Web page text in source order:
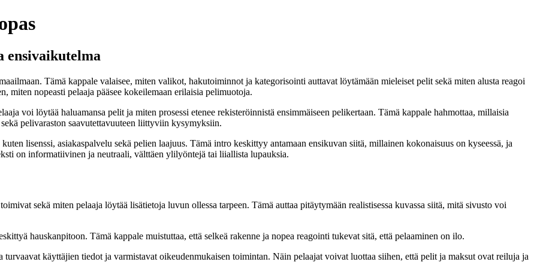
ensivaikutelma
Tämä kappale valaisee, miten valikot, hakutoiminnot ja kategorisointi auttavat löytämään mieleiset pelit sekä miten alusta reagoi
nopeasti pelaaja pääsee kokeilemaan erilaisia pelimuotoja.
voi löytää haluamansa pelit ja miten prosessi etenee rekisteröinnistä ensimmäiseen pelikertaan. Tämä kappale hahmottaa, millaisia
pelivaraston saavutettavuuteen liittyviin kysymyksiin.
lisenssi, asiakaspalvelu sekä pelien laajuus. Tämä intro keskittyy antamaan ensikuvan siitä, millainen kokonaisuus on kyseessä, ja
on informatiivinen ja neutraali, välttäen ylilyöntejä tai liiallista lupauksia.
sekä miten pelaaja löytää lisätietoja luvun ollessa tarpeen. Tämä auttaa pitäytymään realistisessa kuvassa siitä, mitä sivusto voi
hauskanpitoon. Tämä kappale muistuttaa, että selkeä rakenne ja nopea reagointi tukevat sitä, että pelaaminen on ilo.
käyttäjien tiedot ja varmistavat oikeudenmukaisen toimintan. Näin pelaajat voivat luottaa siihen, että pelit ja maksut ovat reiluja ja